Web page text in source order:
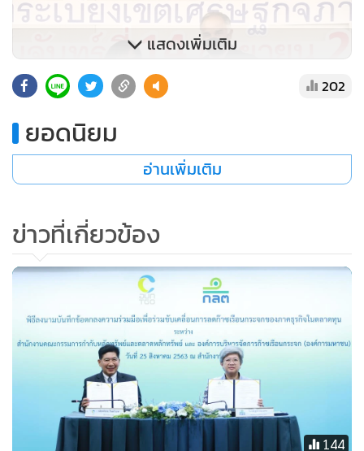
ดำเนินโครงการพัฒนาอุตสาหกรรมคาร์บอนต่ำในพื้นที่ระเบียง
เขตเศรษฐกิจภาคตะวันออกขึ้น ตั้งแต่ปีงบประมาณ 2561 จนถึง
ปัจจุบัน และมีโรงงานอุตสาหกรรมคาร์บอนต่ำต้นแบบรวม 60
ขณะที่ในปี 2563 มีโรงงานอุตสาหกรรมในพื้นที่ EEC ให้ความ
สนใจเข้าร่วมโครงการเป็นจำนวนมาก และยังมีโรงงานที่ได้รับคัด
เลือกเป็นโรงงานอุตสาหกรรมคาร์บอนต่ำต้นแบบ 30 องค์กร ที่
เข้ารับมอบโล่ประกาศเกียรติคุณ เช่น บริษัท คาโอ อินดัสเตรียล
แสดงเพิ่มเติม
202
ยอดนิยม
อ่านเพิ่มเติม
ข่าวที่เกี่ยวข้อง
144